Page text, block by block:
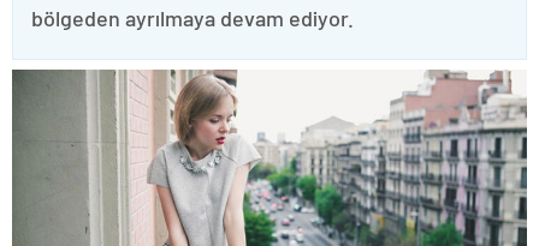
bölgeden ayrılmaya devam ediyor.